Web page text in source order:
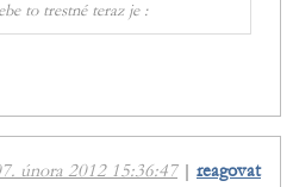
to trestné teraz je :
února 2012 15:36:47| reagovat